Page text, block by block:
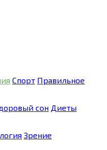
Спорт Правильное
сон Диеты
Зрение